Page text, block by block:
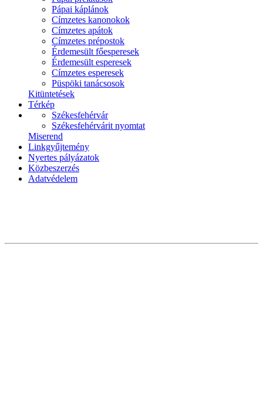
Pápai káplánok
Címzetes kanonokok
Címzetes apátok
Címzetes prépostok
Érdemesült főesperesek
Érdemesült esperesek
Címzetes esperesek
Püspöki tanácsosok
Kitüntetések
Térkép
Székesfehérvár
Székesfehérvárit nyomtat
Miserend
Linkgyűjtemény
Nyertes pályázatok
Közbeszerzés
Adatvédelem